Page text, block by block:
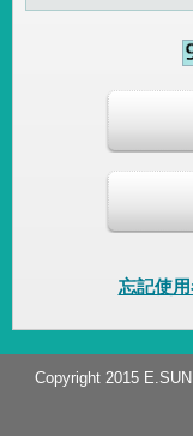
忘記使
Copyright 2015